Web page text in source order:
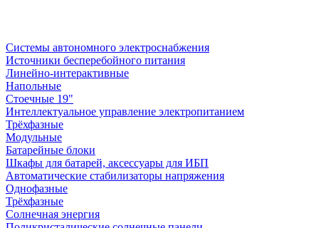
Системы автономного электроснабжения
Источники бесперебойного питания
Линейно-интерактивные
Напольные
Стоечные 19"
Интеллектуальное управление электропитанием
Трёхфазные
Модульные
Батарейные блоки
Шкафы для батарей, аксессуары для ИБП
Автоматические стабилизаторы напряжения
Однофазные
Трёхфазные
Солнечная энергия